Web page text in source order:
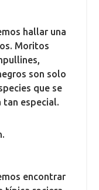
hallar una
Moritos
son solo
que se
tan especial.
encontrar